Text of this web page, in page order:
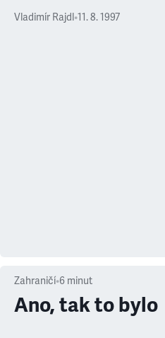
Vladimír Rajdl •11. 8. 1997
Zahraničí•6 minut
Ano, tak to bylo